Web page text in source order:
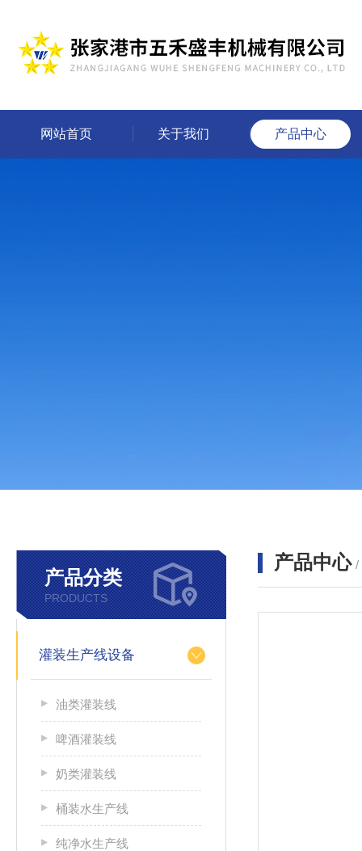
网站首页 关于我们 产品中心
产品分类
PRODUCTS
灌装生产线设备
油类灌装线
啤酒灌装线
奶类灌装线
桶装水生产线
纯净水生产线
产品中心 /